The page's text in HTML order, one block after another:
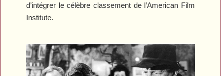
d’intégrer le célèbre classement de l’American Film
Institute.